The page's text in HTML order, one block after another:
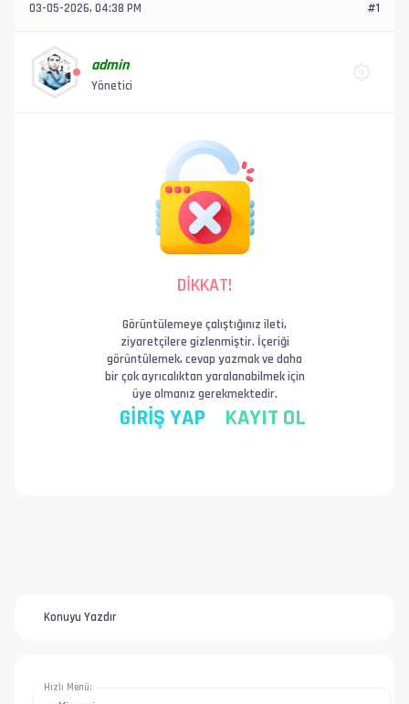
03-05-2026, 04:38 PM #1
admin
Yönetici
DİKKAT!
Görüntülemeye çalıştığınız ileti,
ziyaretçilere gizlenmiştir. İçeriği
görüntülemek, cevap yazmak ve daha
bir çok ayrıcalıktan yaralanabilmek için
üye olmanız gerekmektedir.
GİRİŞ YAP KAYIT OL
Konuyu Yazdır
Hızlı Menü: